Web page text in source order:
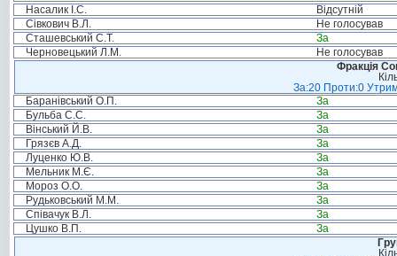
Насалик І.С.
Відсутній
Сівкович В.Л.
Не голосував
Сташевський С.Т.
За
Черновецький Л.М.
Не голосував
Фракція
За:20 Проти:0
Баранівський О.П.
За
Бульба С.С.
За
Вінський Й.В.
За
Грязєв А.Д.
За
Луценко Ю.В.
За
Мельник М.Є.
За
Мороз О.О.
За
Рудьковський М.М.
За
Співачук В.Л.
За
Цушко В.П.
За